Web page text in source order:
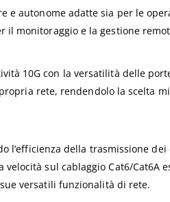
e autonome adatte sia per le
monitoraggio e la gestione
10G con la versatilità delle
rete, rendendolo la scelta
l’efficienza della trasmissione
sul cablaggio Cat6/
versatili funzionalità di rete.